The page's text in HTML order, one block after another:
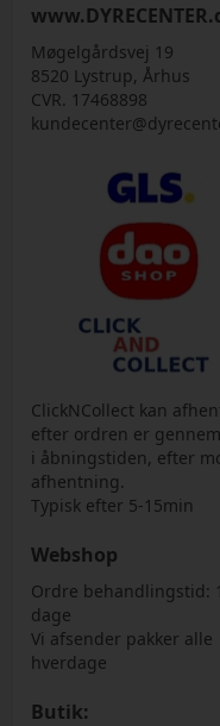
Møgelgårdsvej 19
8520 Lystrup, Århus
CVR. 17468898
ClickNCollect kan
efter ordren er
i åbningstiden, efter
afhentning.
Typisk efter 5-15min
Webshop
Ordre behandlingstid:
dage
Vi afsender pakker alle
hverdage
Butik: